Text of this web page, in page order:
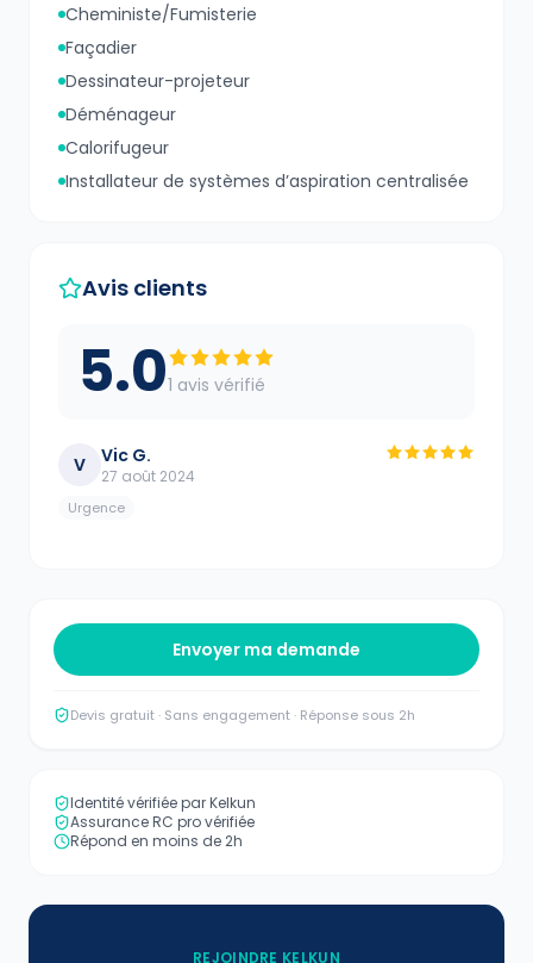
Cheministe/Fumisterie
Façadier
Dessinateur-projeteur
Déménageur
Calorifugeur
Installateur de systèmes d’aspiration centralisée
Avis clients
5.01 avis vérifié
V Vic G.
27 août 2024
Urgence
Envoyer ma demande
Devis gratuit · Sans engagement · Réponse sous 2h
Identité vérifiée par Kelkun
Assurance RC pro vérifiée
Répond en moins de 2h
REJOINDRE KELKUN